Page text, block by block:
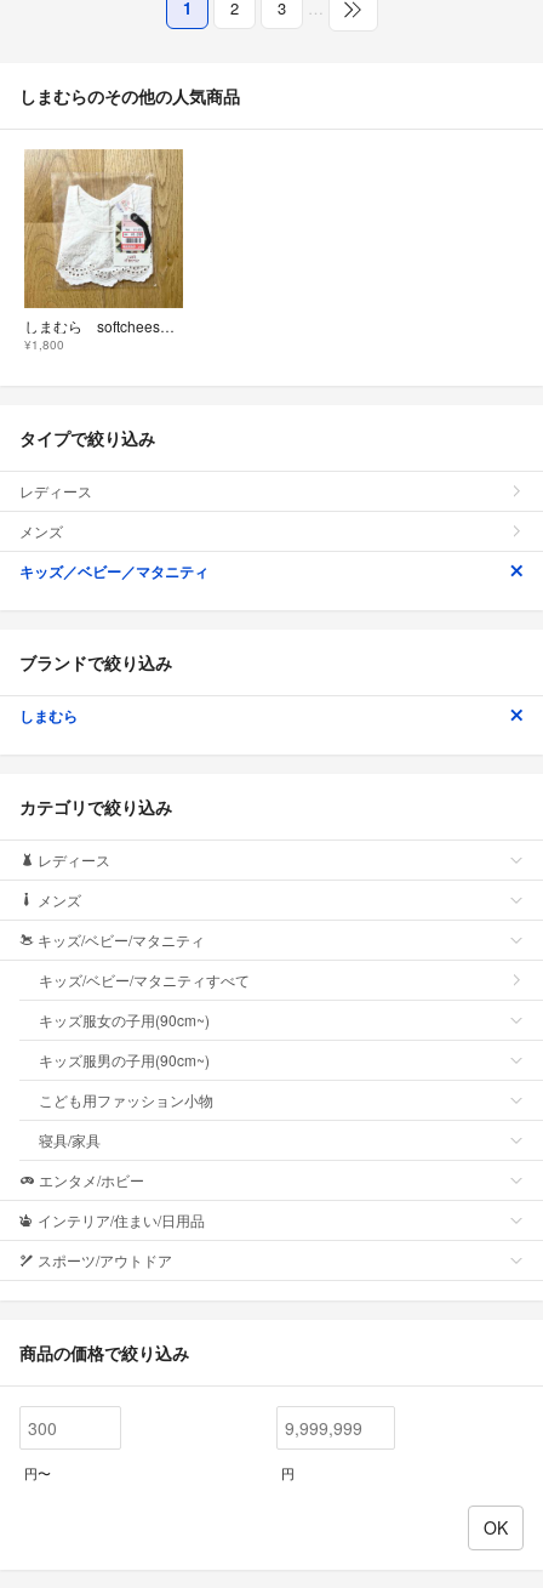
1 2 3 …
しまむらのその他の人気商品
しまむら softcheese つけ襟 ホワイト
¥1,800
タイプで絞り込み
レディース
メンズ
キッズ／ベビー／マタニティ
ブランドで絞り込み
しまむら
カテゴリで絞り込み
レディース
メンズ
キッズ/ベビー/マタニティ
キッズ/ベビー/マタニティすべて
キッズ服女の子用(90cm~)
キッズ服男の子用(90cm~)
こども用ファッション小物
寝具/家具
エンタメ/ホビー
インテリア/住まい/日用品
スポーツ/アウトドア
商品の価格で絞り込み
円〜 円